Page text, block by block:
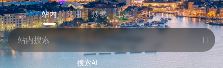
站内 常用 搜索 工具 社区 生活
搜索AI